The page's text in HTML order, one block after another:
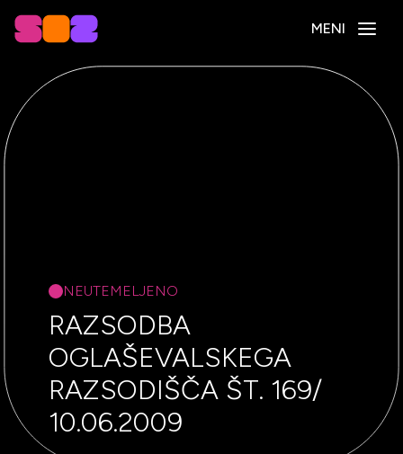
MENI
NEUTEMELJENO
RAZSODBA
OGLAŠEVALSKEGA
RAZSODIŠČA ŠT. 169/
10.06.2009